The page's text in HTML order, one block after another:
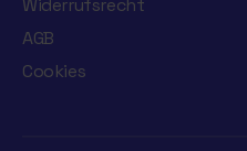
Widerrufsrecht
AGB
Cookies